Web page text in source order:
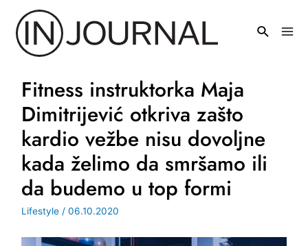
sadržaj
Fitness instruktorka Maja
Dimitrijević otkriva zašto
kardio vežbe nisu dovoljne
kada želimo da smršamo ili
da budemo u top formi
Lifestyle /06.10.2020